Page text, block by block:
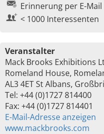
Erinnerung per E-Mail
< 1000 Interessenten
Veranstalter
Mack Brooks Exhibitions
Romeland House,
AL3 4ET St Albans,
Tel: +44 (0)1727 814400
Fax: +44 (0)1727 814401
E-Mail-Adresse anzeigen
www.mackbrooks.com